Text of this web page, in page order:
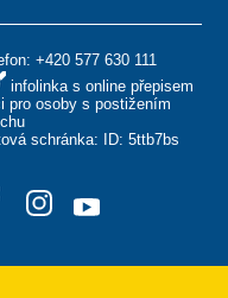
+420 577 630 111
infolinka s online přepisem
pro osoby s postižením
schránka: ID: 5ttb7bs